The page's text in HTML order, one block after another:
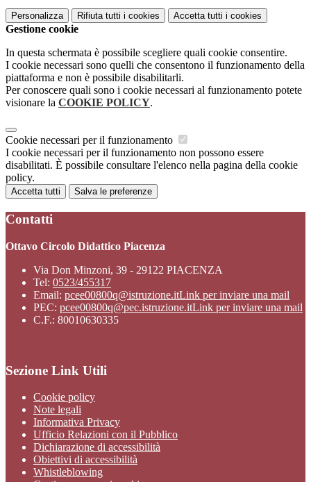
Personalizza Rifiuta tutti i cookies Accetta tutti i cookies
Gestione cookie
In questa schermata è possibile scegliere quali cookie consentire.
I cookie necessari sono quelli che consentono il funzionamento della
piattaforma e non è possibile disabilitarli.
Per conoscere quali sono i cookie necessari al funzionamento potete
visionare la COOKIE POLICY.
Cookie necessari per il funzionamento
I cookie necessari per il funzionamento non possono essere
disabilitati. È possibile consultare l'elenco nella pagina della cookie
policy.
Accetta tutti Salva le preferenze
Contatti
Ottavo Circolo Didattico Piacenza
Via Don Minzoni, 39 - 29122 PIACENZA
Tel: 0523/455317
Email: pcee00800q@istruzione.itLink per inviare una mail
PEC: pcee00800q@pec.istruzione.itLink per inviare una mail
C.F.: 80010630335
Sezione Link Utili
Cookie policy
Note legali
Informativa Privacy
Ufficio Relazioni con il Pubblico
Dichiarazione di accessibilità
Obiettivi di accessibilità
Whistleblowing